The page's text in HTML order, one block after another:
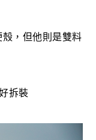
，但他則是雙料
拆裝